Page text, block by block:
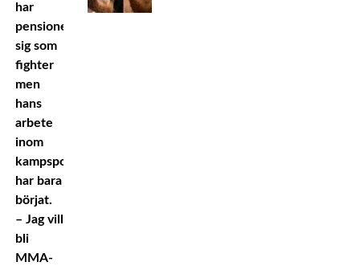
har
pensionerat
sig som
fighter
men
hans
arbete
inom
kampsporten
har bara
börjat.
– Jag vill
bli
MMA-